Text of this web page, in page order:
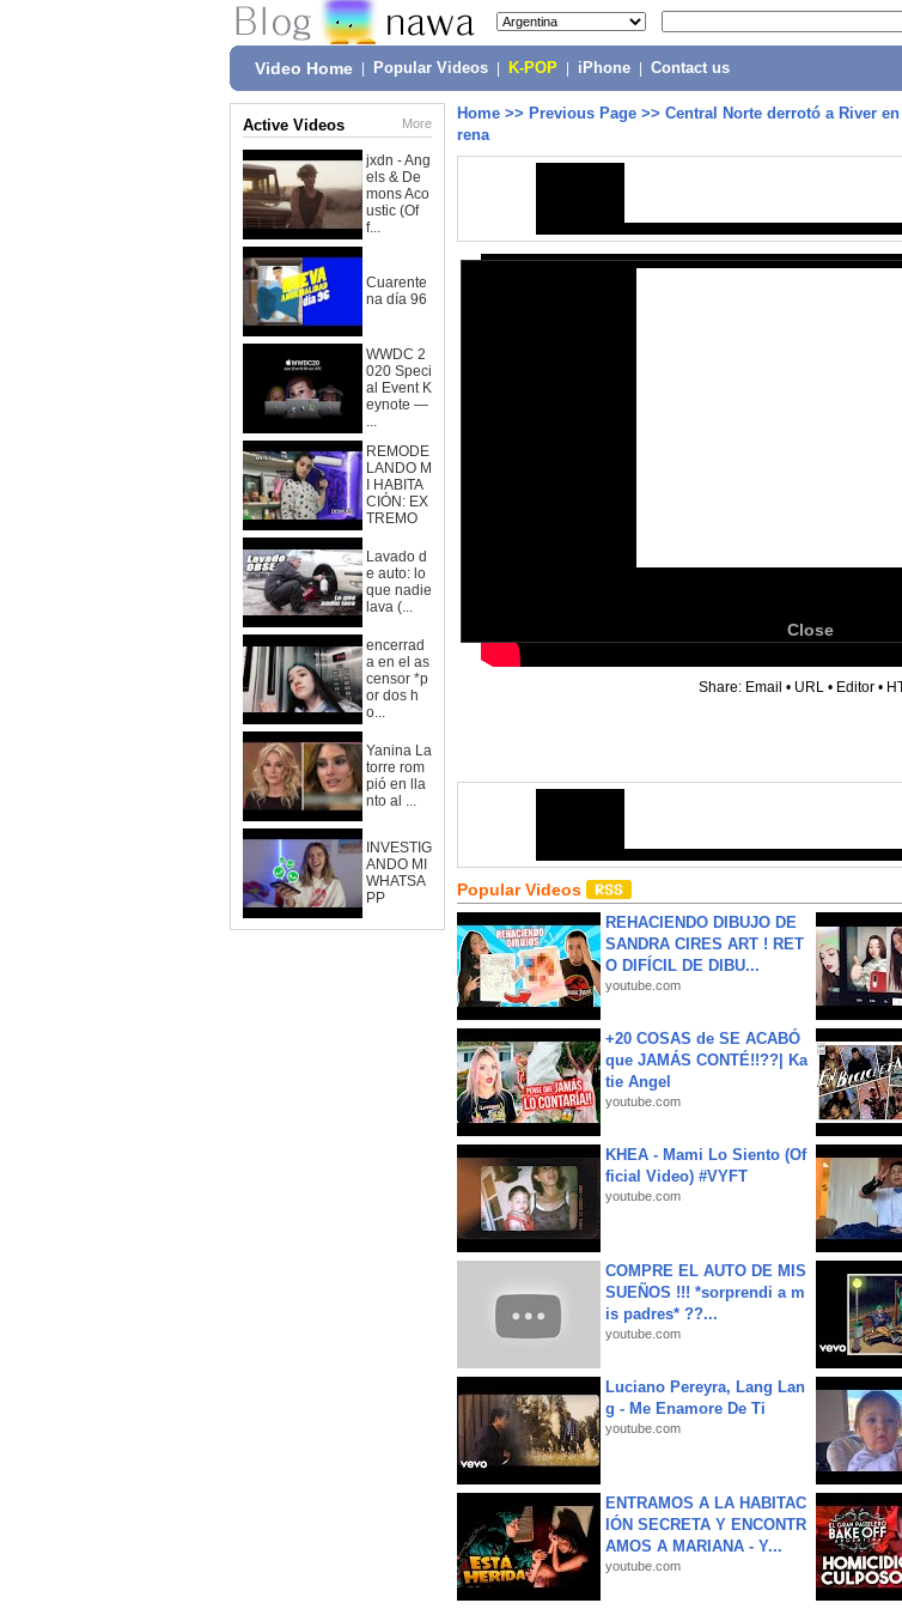
Video Home Popular Videos K-POP iPhone Contact us
Active Videos More
jxdn - Ang
els & De
mons Aco
ustic (Of
f...
Cuarente
na día 96
WWDC 2
020 Speci
al Event K
eynote —
...
REMODE
LANDO M
I HABITA
CIÓN: EX
TREMO
Lavado d
e auto: lo
que nadie
lava (...
encerrad
a en el as
censor *p
or dos h
o...
Yanina La
torre rom
pió en lla
nto al ...
INVESTIG
ANDO MI
WHATSA
PP
Home >> Previous Page >> Central Norte derrotó a River
rena
Close
Share: Email • URL • Editor •
Popular Videos
REHACIENDO DIBUJO DE
SANDRA CIRES ART ! RET
O DIFÍCIL DE DIBU...
youtube.com
+20 COSAS de SE ACABÓ
que JAMÁS CONTÉ!!??| Ka
tie Angel
youtube.com
KHEA - Mami Lo Siento (Of
ficial Video) #VYFT
youtube.com
COMPRE EL AUTO DE MIS
SUEÑOS !!! *sorprendi a m
is padres* ??...
youtube.com
Luciano Pereyra, Lang Lan
g - Me Enamore De Ti
youtube.com
ENTRAMOS A LA HABITAC
IÓN SECRETA Y ENCONTR
AMOS A MARIANA - Y...
youtube.com